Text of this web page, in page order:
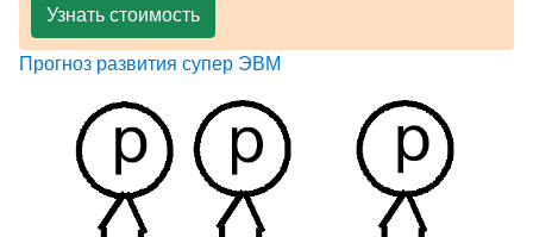
Узнать стоимость
Прогноз развития супер ЭВМ